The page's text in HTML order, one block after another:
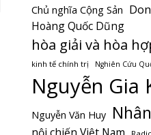
Chủ nghĩa Cộng Sản
Hoàng Quốc Dũng
hòa giải và hòa
kinh tế chính trị Nghiên Cứu
Nguyễn Gia
Nguyễn Văn Huy